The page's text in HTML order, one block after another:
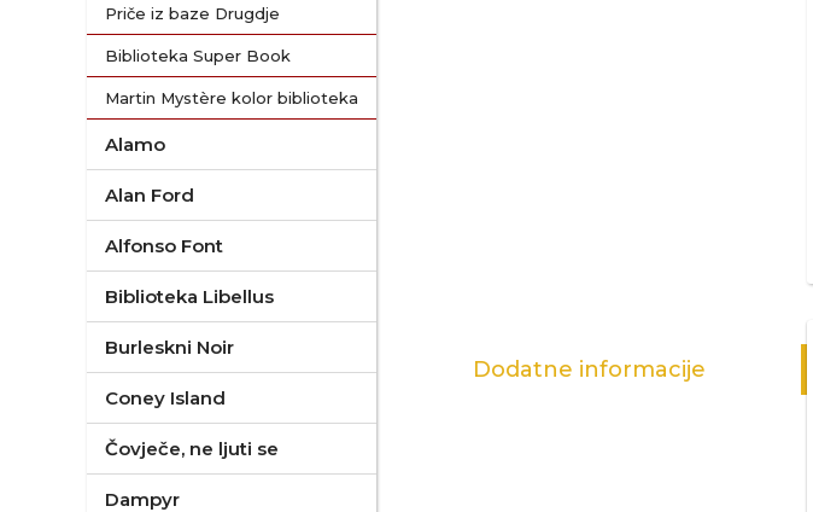
Priče iz baze Drugdje
Biblioteka Super Book
Martin Mystère kolor biblioteka
Alamo
Alan Ford
Alfonso Font
Biblioteka Libellus
Burleskni Noir
Coney Island
Čovječe, ne ljuti se
Dampyr
Dodatne informacije